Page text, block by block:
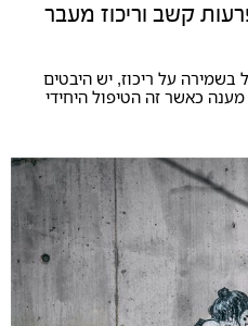
קשב וריכוז מעבר
בשמירה על ריכוז, יש היבטים
כאשר זה הטיפול היחידי